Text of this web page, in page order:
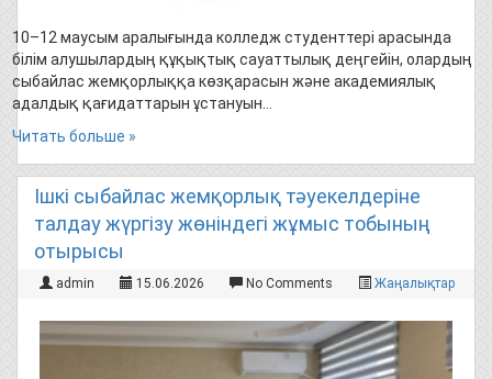
10–12 маусым аралығында колледж студенттері арасында
білім алушылардың құқықтық сауаттылық деңгейін, олардың
сыбайлас жемқорлыққа көзқарасын және академиялық
адалдық қағидаттарын ұстануын…
Читать больше »
Ішкі сыбайлас жемқорлық тәуекелдеріне
талдау жүргізу жөніндегі жұмыс тобының
отырысы
admin 15.06.2026 No Comments Жаңалықтар